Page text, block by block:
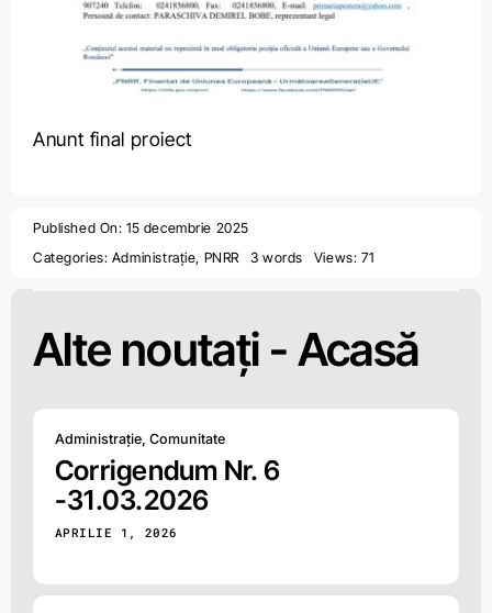
Anunt final proiect
Published On: 15 decembrie 2025
Categories: Administrație, PNRR 3 words Views: 71
Alte noutați - Acasă
Administrație, Comunitate
Corrigendum Nr. 6
-31.03.2026
APRILIE 1, 2026